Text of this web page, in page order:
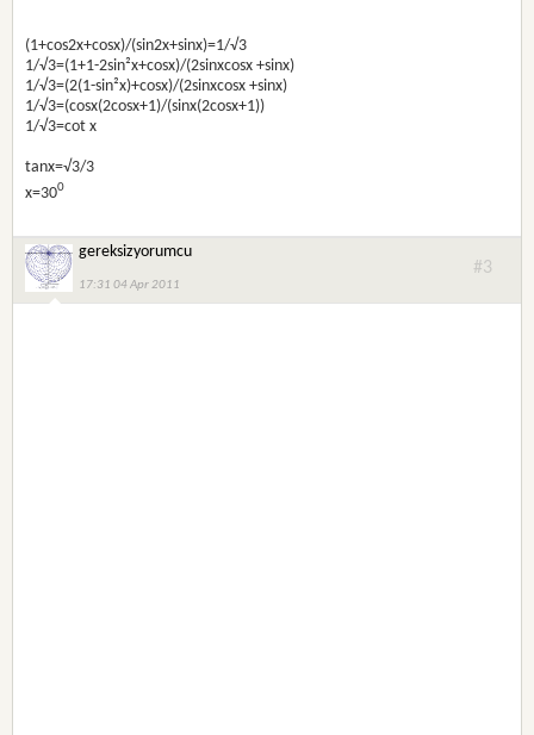
(1+cos2x+cosx)/(sin2x+sinx)=1/√3
1/√3=(1+1-2sin²x+cosx)/(2sinxcosx +sinx)
1/√3=(2(1-sin²x)+cosx)/(2sinxcosx +sinx)
1/√3=(cosx(2cosx+1)/(sinx(2cosx+1))
1/√3=cot x
tanx=√3/3
x=300
gereksizyorumcu
17:31 04 Apr 2011
#3